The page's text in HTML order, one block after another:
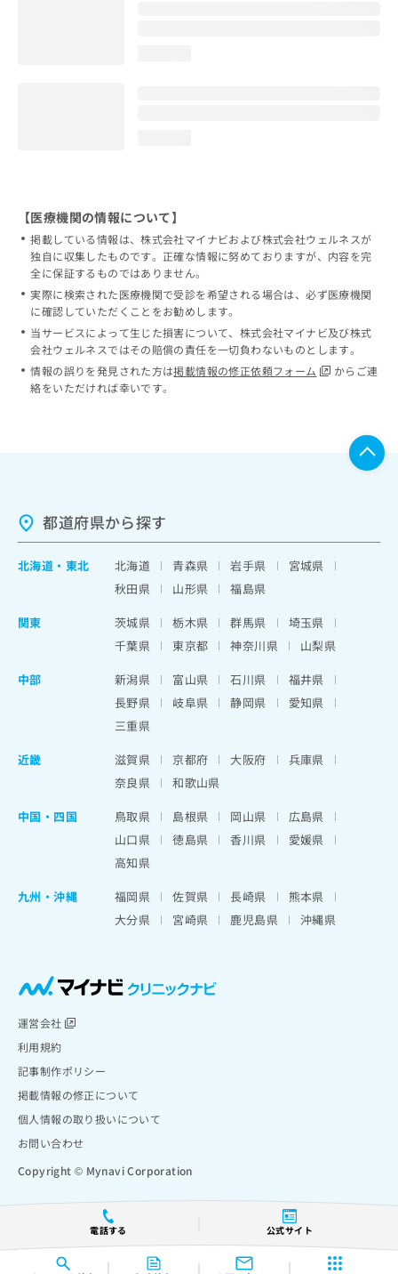
電話する 公式サイト
【医療機関の情報について】
掲載している情報は、株式会社マイナビおよび株式会社ウェルネスが
独自に収集したものです。正確な情報に努めておりますが、内容を完
全に保証するものではありません。
実際に検索された医療機関で受診を希望される場合は、必ず医療機関
に確認していただくことをお勧めします。
当サービスによって生じた損害について、株式会社マイナビ及び株式
会社ウェルネスではその賠償の責任を一切負わないものとします。
情報の誤りを発見された方は掲載情報の修正依頼フォーム
からご連
絡をいただければ幸いです。
都道府県から探す
北海道 ・ 東北 北海道 青森県 岩手県
宮城県
秋田県
山形県
福島県
関東
茨城県 栃木県 群馬県
埼玉県
千葉県
東京都 神奈川県
山梨県
中部
新潟県 富山県 石川県
福井県
長野県
岐阜県 静岡県
愛知県
三重県
近畿
滋賀県 京都府 大阪府
兵庫県
奈良県
和歌山県
中国・四国
鳥取県 島根県 岡山県
広島県
山口県
徳島県 香川県
愛媛県
高知県
九州・沖縄
福岡県 佐賀県 長崎県
熊本県
大分県
宮崎県 鹿児島県 沖縄県
運営会社
利用規約
記事制作ポリシー
掲載情報の修正について
個人情報の取り扱いについて
お問い合わせ
Copyright © Mynavi Corporation